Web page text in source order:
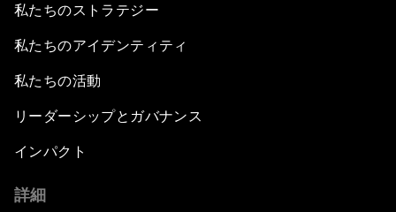
私たちのストラテジー
私たちのアイデンティティ
私たちの活動
リーダーシップとガバナンス
インパクト
詳細